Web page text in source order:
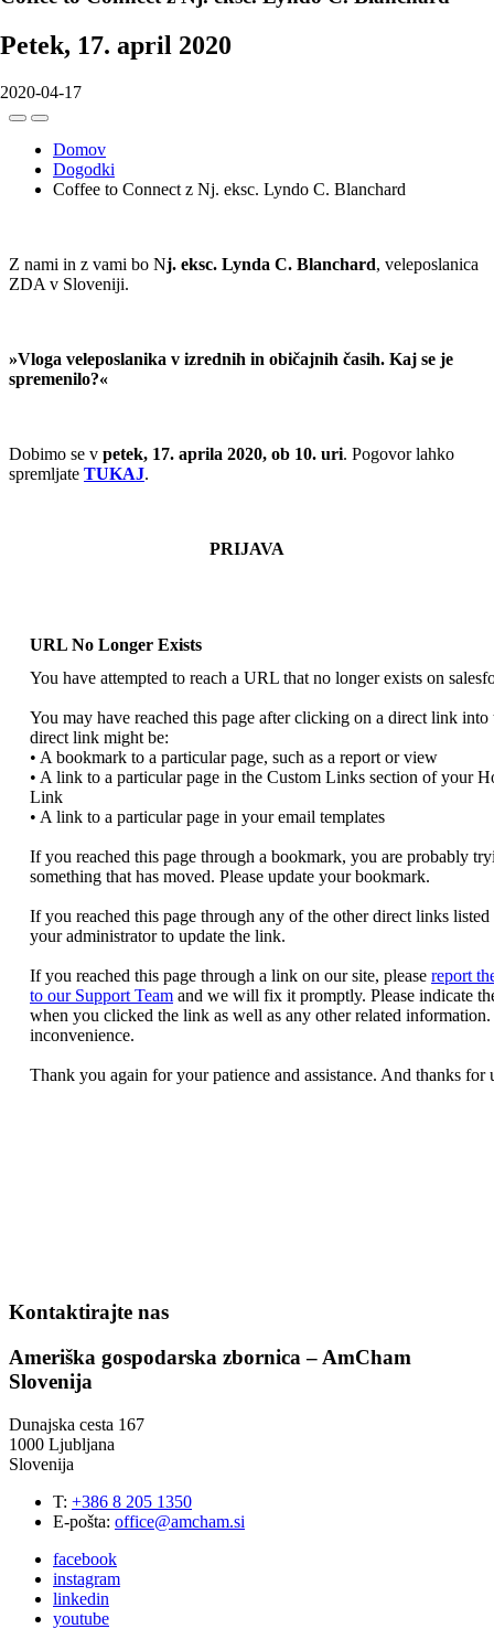
Petek, 17. april 2020
2020-04-17
Domov
Dogodki
Coffee to Connect z Nj. eksc. Lyndo C. Blanchard
Z nami in z vami bo Nj. eksc. Lynda C. Blanchard, veleposlanica
ZDA v Sloveniji.
»Vloga veleposlanika v izrednih in običajnih časih. Kaj se je
spremenilo?«
Dobimo se v petek, 17. aprila 2020, ob 10. uri. Pogovor lahko
spremljate TUKAJ.
PRIJAVA
Kontaktirajte nas
Ameriška gospodarska zbornica – AmCham
Slovenija
Dunajska cesta 167
1000 Ljubljana
Slovenija
T: +386 8 205 1350
E-pošta: office@amcham.si
facebook
instagram
linkedin
youtube